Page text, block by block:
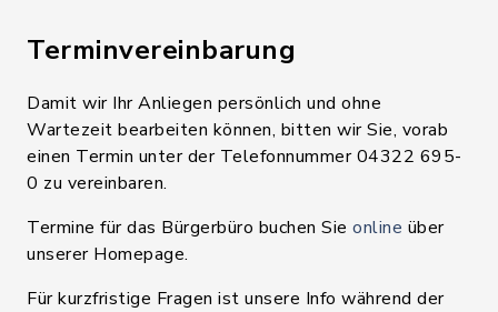
Terminvereinbarung
Damit wir Ihr Anliegen persönlich und ohne
Wartezeit bearbeiten können, bitten wir Sie, vorab
einen Termin unter der Telefonnummer 04322 695-
0 zu vereinbaren.
Termine für das Bürgerbüro buchen Sie online über
unserer Homepage.
Für kurzfristige Fragen ist unsere Info während der